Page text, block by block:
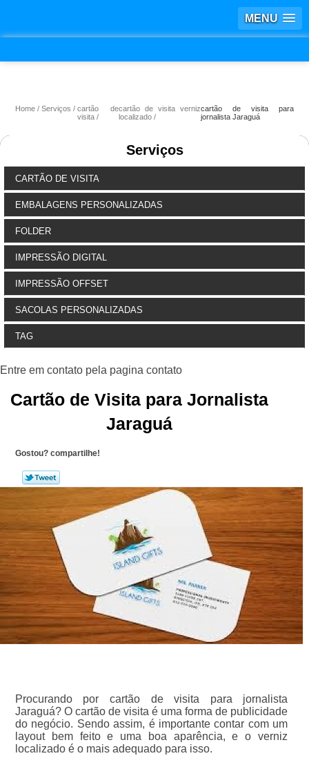
MENU
Home Serviços
cartão de
visita
cartão de visita verniz
localizado
cartão de visita para
jornalista Jaraguá
Serviços
CARTÃO DE VISITA
EMBALAGENS PERSONALIZADAS
FOLDER
IMPRESSÃO DIGITAL
IMPRESSÃO OFFSET
SACOLAS PERSONALIZADAS
TAG
Cartão de Visita para Jornalista
Jaraguá
Gostou? compartilhe!
Procurando por cartão de visita para jornalista
Jaraguá? O cartão de visita é uma forma de publicidade
do negócio. Sendo assim, é importante contar com um
layout bem feito e uma boa aparência, e o verniz
localizado é o mais adequado para isso.